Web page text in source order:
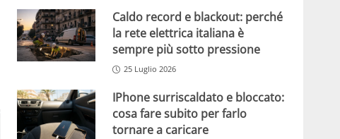
Caldo record e blackout: perché
la rete elettrica italiana è
sempre più sotto pressione
25 Luglio 2026
IPhone surriscaldato e bloccato:
cosa fare subito per farlo
tornare a caricare